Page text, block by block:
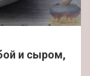
и сыром,